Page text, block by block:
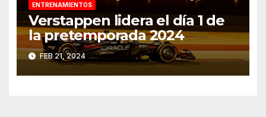
ENTRENAMIENTOS
Verstappen lidera el día 1 de
la pretemporada 2024
FEB 21, 2024